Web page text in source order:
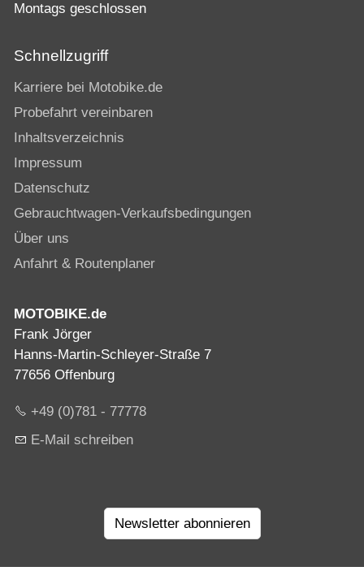
Montags geschlossen
Schnellzugriff
Karriere bei Motobike.de
Probefahrt vereinbaren
Inhaltsverzeichnis
Impressum
Datenschutz
Gebrauchtwagen-Verkaufsbedingungen
Über uns
Anfahrt & Routenplaner
MOTOBIKE.de
Frank Jörger
Hanns-Martin-Schleyer-Straße 7
77656 Offenburg
+49 (0)781 - 77778
E-Mail schreiben
Newsletter abonnieren